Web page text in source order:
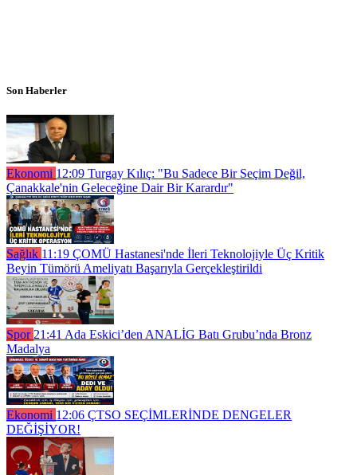
Son Haberler
Ekonomi 12:09 Turgay Kılıç: "Bu Sadece Bir Seçim Değil,
Çanakkale'nin Geleceğine Dair Bir Karardır"
Sağlık 11:19 ÇOMÜ Hastanesi'nde İleri Teknolojiyle Üç Kritik
Beyin Tümörü Ameliyatı Başarıyla Gerçekleştirildi
Spor 21:41 Ada Eskici’den ANALİG Batı Grubu’nda Bronz
Madalya
Ekonomi 12:06 ÇTSO SEÇİMLERİNDE DENGELER
DEĞİŞİYOR!